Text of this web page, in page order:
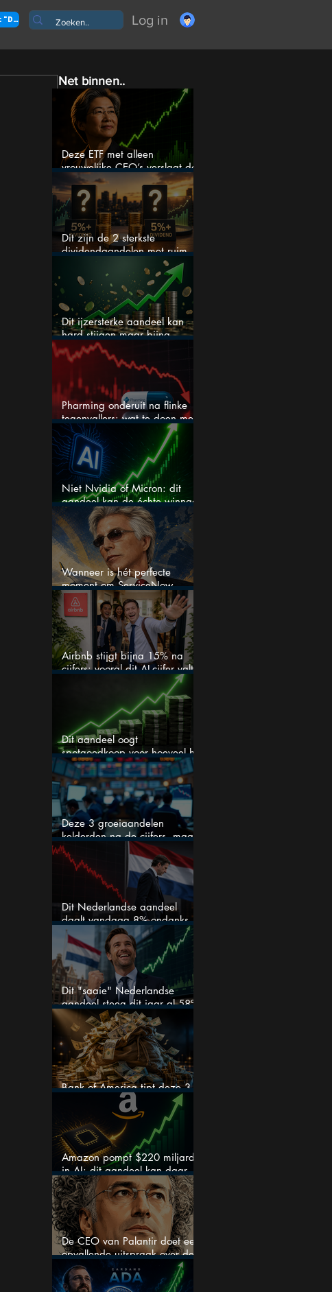
Profiteer nu van 50% korting met de kortingscode: "DANK" Log in
Net binnen..
Deze ETF met alleen
vrouwelijke CEO’s verslaat de
S&P 500 keihard
Dit zijn de 2 sterkste
dividendaandelen met ruim
Dit ijzersterke aandeel kan
hard stijgen maar bijna
niemand kijkt
Pharming onderuit na flinke
tegenvallers: wat te doen met
het aandeel?
Niet Nvidia of Micron: dit
aandeel kan de échte winnaar
van de AI-race worden
Wanneer is hét perfecte
moment om ServiceNow
aandelen te kopen?
Airbnb stijgt bijna 15% na
cijfers: vooral dit AI-cijfer valt
Dit aandeel oogt
spotgoedkoop voor hoeveel het
kan stijgen
Deze 3 groeiaandelen
kelderden na de cijfers, maar
één is mijn duidelijke favoriet
Dit Nederlandse aandeel
daalt vandaag 8% ondanks
zeer sterke halfjaarcijfers en
positieve analistenadviezen:
mooie koopkans?
Dit "saaie" Nederlandse
aandeel steeg dit jaar al 58%
en wordt volgens analisten
onderschat
Bank of America tipt deze 3
chipaandelen
Amazon pompt $220 miljard
in AI: dit aandeel kan daar
explosief van profiteren
De CEO van Palantir doet een
opvallende uitspraak over de
beurs